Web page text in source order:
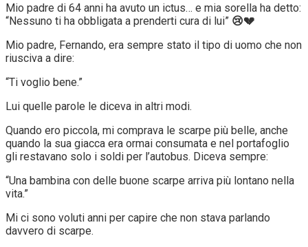
Mio padre di 64 anni ha avuto un ictus… e mia sorella ha detto:
“Nessuno ti ha obbligata a prenderti cura di lui” 😢💔
Mio padre, Fernando, era sempre stato il tipo di uomo che non
riusciva a dire:
“Ti voglio bene.”
Lui quelle parole le diceva in altri modi.
Quando ero piccola, mi comprava le scarpe più belle, anche
quando la sua giacca era ormai consumata e nel portafoglio
gli restavano solo i soldi per l’autobus. Diceva sempre:
“Una bambina con delle buone scarpe arriva più lontano nella
vita.”
Mi ci sono voluti anni per capire che non stava parlando
davvero di scarpe.